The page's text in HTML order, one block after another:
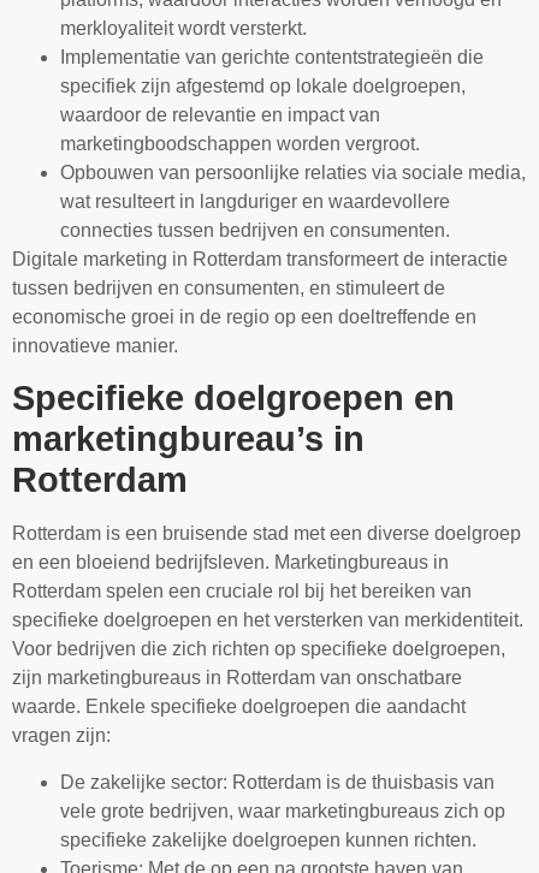
merkloyaliteit wordt versterkt.
Implementatie van gerichte contentstrategieën die
specifiek zijn afgestemd op lokale doelgroepen,
waardoor de relevantie en impact van
marketingboodschappen worden vergroot.
Opbouwen van persoonlijke relaties via sociale media,
wat resulteert in langduriger en waardevollere
connecties tussen bedrijven en consumenten.
Digitale marketing in Rotterdam transformeert de interactie
tussen bedrijven en consumenten, en stimuleert de
economische groei in de regio op een doeltreffende en
innovatieve manier.
Specifieke doelgroepen en
marketingbureau’s in
Rotterdam
Rotterdam is een bruisende stad met een diverse doelgroep
en een bloeiend bedrijfsleven. Marketingbureaus in
Rotterdam spelen een cruciale rol bij het bereiken van
specifieke doelgroepen en het versterken van merkidentiteit.
Voor bedrijven die zich richten op specifieke doelgroepen,
zijn marketingbureaus in Rotterdam van onschatbare
waarde. Enkele specifieke doelgroepen die aandacht
vragen zijn:
De zakelijke sector: Rotterdam is de thuisbasis van
vele grote bedrijven, waar marketingbureaus zich op
specifieke zakelijke doelgroepen kunnen richten.
Toerisme: Met de op een na grootste haven van